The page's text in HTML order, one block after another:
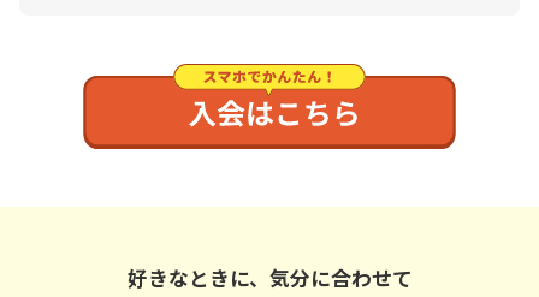
好きなときに、気分に合わせて